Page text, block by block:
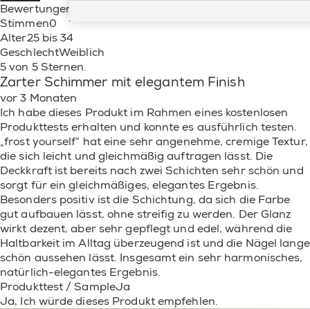
Bewertungen
Stimmen0
Alter25 bis 34
GeschlechtWeiblich
5 von 5 Sternen.
Zarter Schimmer mit elegantem Finish
vor 3 Monaten
Ich habe dieses Produkt im Rahmen eines kostenlosen
Produkttests erhalten und konnte es ausführlich testen.
„frost yourself“ hat eine sehr angenehme, cremige Textur,
die sich leicht und gleichmäßig auftragen lässt. Die
Deckkraft ist bereits nach zwei Schichten sehr schön und
sorgt für ein gleichmäßiges, elegantes Ergebnis.
Besonders positiv ist die Schichtung, da sich die Farbe
gut aufbauen lässt, ohne streifig zu werden. Der Glanz
wirkt dezent, aber sehr gepflegt und edel, während die
Haltbarkeit im Alltag überzeugend ist und die Nägel lange
schön aussehen lässt. Insgesamt ein sehr harmonisches,
natürlich-elegantes Ergebnis.
Produkttest / SampleJa
Ja, Ich würde dieses Produkt empfehlen.